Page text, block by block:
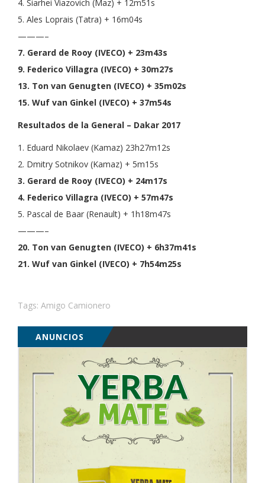
4. Siarhei Viazovich (Maz) + 12m51s
5. Ales Loprais (Tatra) + 16m04s
———–
7. Gerard de Rooy (IVECO) + 23m43s
9. Federico Villagra (IVECO) + 30m27s
13. Ton van Genugten (IVECO) + 35m02s
15. Wuf van Ginkel (IVECO) + 37m54s
Resultados de la General – Dakar 2017
1. Eduard Nikolaev (Kamaz) 23h27m12s
2. Dmitry Sotnikov (Kamaz) + 5m15s
3. Gerard de Rooy (IVECO) + 24m17s
4. Federico Villagra (IVECO) + 57m47s
5. Pascal de Baar (Renault) + 1h18m47s
———–
20. Ton van Genugten (IVECO) + 6h37m41s
21. Wuf van Ginkel (IVECO) + 7h54m25s
Tags: Amigo Camionero
ANUNCIOS